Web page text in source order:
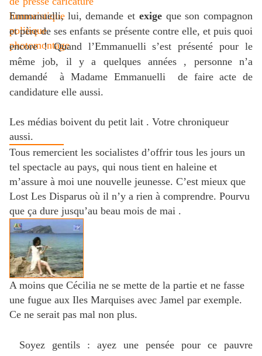
Emmanuelli, lui, demande et exigeque son compagnon
et père de ses enfants se présente contre elle, et puis quoi
encore ! Quand l’Emmanuelli s’est présenté pour le
même job, il y a quelques années , personne n’a
demandé
à Madame Emmanuelli
de faire acte de
candidature elle aussi.
Les médias boivent du petit lait . Votre chroniqueur
aussi.
Tous remercient les socialistes d’offrir tous les jours un
tel spectacle au pays, qui nous tient en haleine et
m’assure à moi une nouvelle jeunesse. C’est mieux que
Lost Les Disparus où il n’y a rien à comprendre. Pourvu
que ça dure jusqu’au beau mois de mai .
A moins que Cécilia ne se mette de la partie et ne fasse
une fugue aux Iles Marquises avec Jamel par exemple.
Ce ne serait pas mal non plus.
Soyez gentils : ayez une pensée pour ce pauvre